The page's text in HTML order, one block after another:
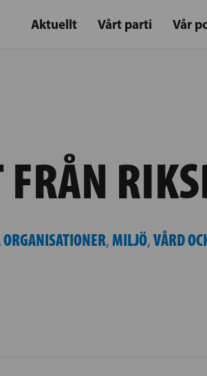
Aktuellt Vårt parti Vår
FRÅN
,MILJÖ,VÅRD